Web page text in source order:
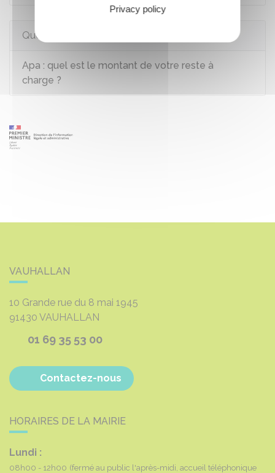
Questions ? Réponses !
Apa : quel est le montant de votre reste à
charge ?
VAUHALLAN
10 Grande rue du 8 mai 1945
91430 VAUHALLAN
01 69 35 53 00
Contactez-nous
HORAIRES DE LA MAIRIE
Lundi :
08h00 - 12h00 (fermé au public l'après-midi, accueil téléphonique
Privacy policy